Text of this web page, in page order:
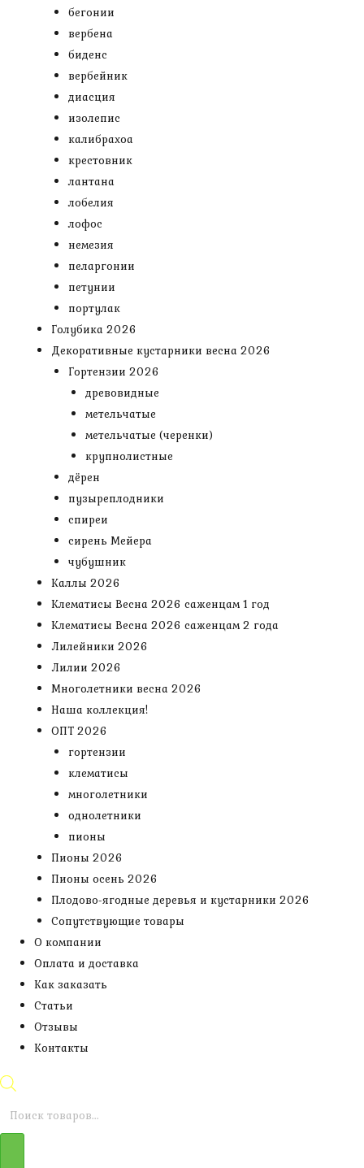
бегонии
вербена
биденс
вербейник
диасция
изолепис
калибрахоа
крестовник
лантана
лобелия
лофос
немезия
пеларгонии
петунии
портулак
Голубика 2026
Декоративные кустарники весна 2026
Гортензии 2026
древовидные
метельчатые
метельчатые (черенки)
крупнолистные
дёрен
пузыреплодники
спиреи
сирень Мейера
чубушник
Каллы 2026
Клематисы Весна 2026 саженцам 1 год
Клематисы Весна 2026 саженцам 2 года
Лилейники 2026
Лилии 2026
Многолетники весна 2026
Наша коллекция!
ОПТ 2026
гортензии
клематисы
многолетники
однолетники
пионы
Пионы 2026
Пионы осень 2026
Плодово-ягодные деревья и кустарники 2026
Сопутствующие товары
О компании
Оплата и доставка
Как заказать
Статьи
Отзывы
Контакты
Поиск